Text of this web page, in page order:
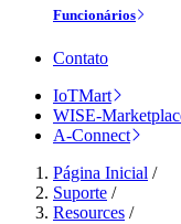
Funcionários
Contato
IoTMart
WISE-
A-Connect
Página Inicial /
Suporte /
Resources /